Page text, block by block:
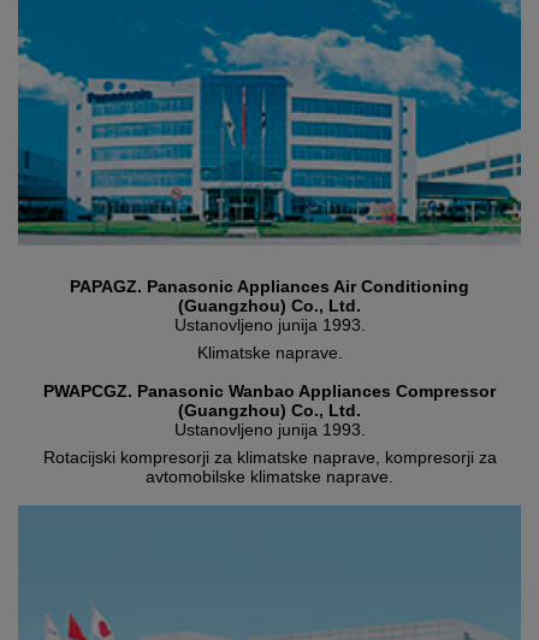
PAPAGZ. Panasonic Appliances Air Conditioning
(Guangzhou) Co., Ltd.
Ustanovljeno junija 1993.
Klimatske naprave.
PWAPCGZ. Panasonic Wanbao Appliances Compressor
(Guangzhou) Co., Ltd.
Ustanovljeno junija 1993.
Rotacijski kompresorji za klimatske naprave, kompresorji za
avtomobilske klimatske naprave.